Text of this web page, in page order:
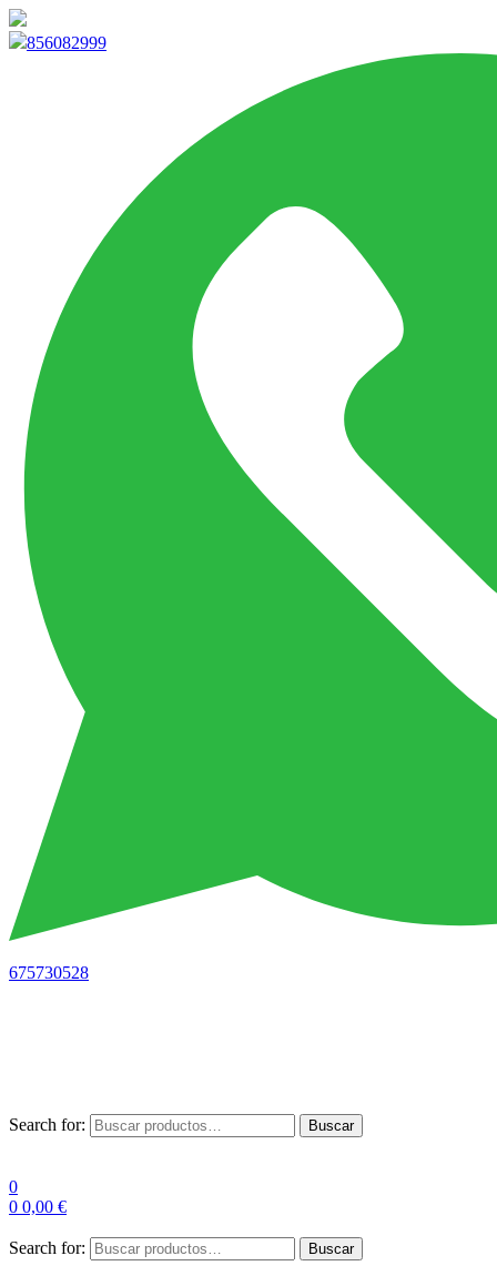
856082999
675730528
Search for: Buscar
0
0 0,00 €
Search for: Buscar